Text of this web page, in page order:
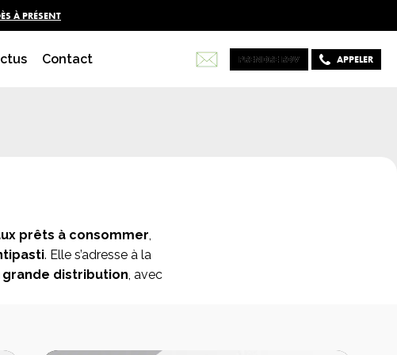
À PRÉSENT
Contact PRENDRE RDV
PRENDRE RDV APPELER
prêts à consommer,
. Elle s’adresse à la
distribution, avec